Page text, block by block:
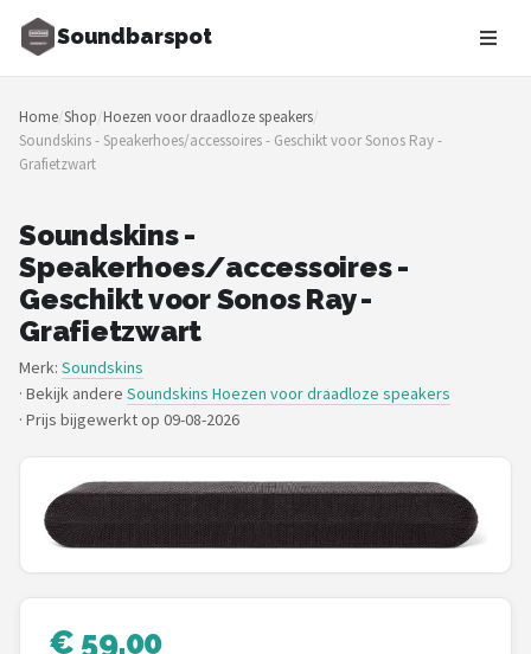
Soundbarspot
Zoeken
NAVIGATIE
Shop
Merken
Blog
Muziekstijlen
Sonos
JBL
Samsung
Shop
Home/Shop/Hoezen voor draadloze speakers/
Soundskins - Speakerhoes/accessoires - Geschikt voor Sonos Ray -
Grafietzwart
Soundskins -
Speakerhoes/accessoires -
Geschikt voor Sonos Ray -
Grafietzwart
Merk: Soundskins
· Bekijk andere Soundskins Hoezen voor draadloze speakers
· Prijs bijgewerkt op 09-08-2026
€ 59,00